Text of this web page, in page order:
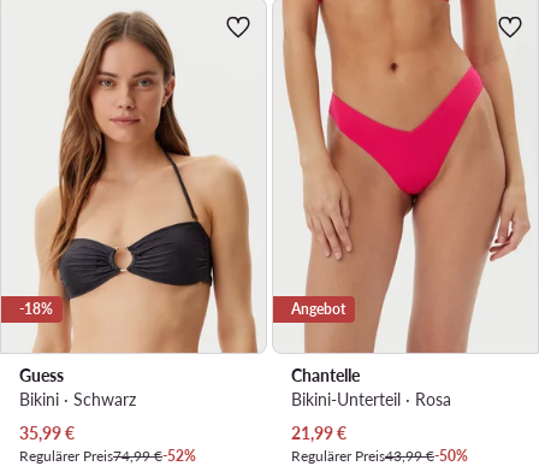
-18%
Guess
Bikini · Schwarz
Aktueller Preis
35,99€
Regulärer Preis74,99 €-52%
Angebot
Chantelle
Bikini-Unterteil · Rosa
Aktueller Preis
21,99€
Regulärer Preis43,99 €-50%